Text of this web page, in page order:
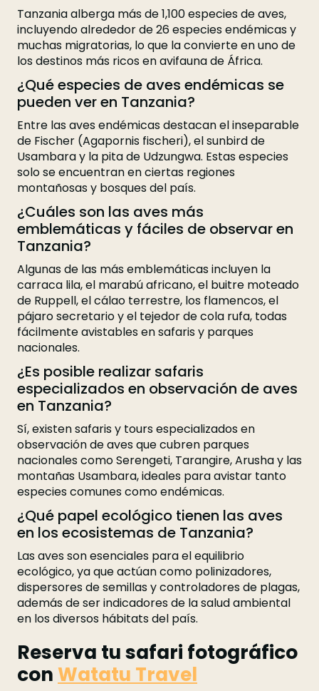
Tanzania alberga más de 1,100 especies de aves,
incluyendo alrededor de 26 especies endémicas y
muchas migratorias, lo que la convierte en uno de
los destinos más ricos en avifauna de África.
¿Qué especies de aves endémicas se
pueden ver en Tanzania?
Entre las aves endémicas destacan el inseparable
de Fischer (Agapornis fischeri), el sunbird de
Usambara y la pita de Udzungwa. Estas especies
solo se encuentran en ciertas regiones
montañosas y bosques del país.
¿Cuáles son las aves más
emblemáticas y fáciles de observar en
Tanzania?
Algunas de las más emblemáticas incluyen la
carraca lila, el marabú africano, el buitre moteado
de Ruppell, el cálao terrestre, los flamencos, el
pájaro secretario y el tejedor de cola rufa, todas
fácilmente avistables en safaris y parques
nacionales.
¿Es posible realizar safaris
especializados en observación de aves
en Tanzania?
Sí, existen safaris y tours especializados en
observación de aves que cubren parques
nacionales como Serengeti, Tarangire, Arusha y las
montañas Usambara, ideales para avistar tanto
especies comunes como endémicas.
¿Qué papel ecológico tienen las aves
en los ecosistemas de Tanzania?
Las aves son esenciales para el equilibrio
ecológico, ya que actúan como polinizadores,
dispersores de semillas y controladores de plagas,
además de ser indicadores de la salud ambiental
en los diversos hábitats del país.
Reserva tu safari fotográfico
conWatatu Travel